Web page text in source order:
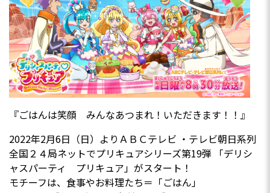
『ごはんは笑顔 みんなあつまれ！いただきます！！』
2022年2月6日（日）よりＡＢＣテレビ ・テレビ朝日系列
全国２４局ネットでプリキュアシリーズ第19弾 「デリシ
ャスパーティ プリキュア」がスタート！
モチーフは、食事やお料理たち＝「ごはん」